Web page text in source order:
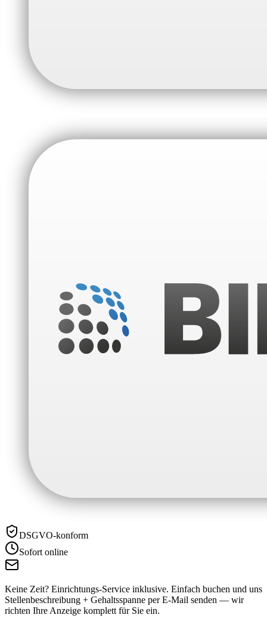
DSGVO-konform
Sofort online
Keine Zeit? Einrichtungs-Service inklusive. Einfach buchen und uns
Stellenbeschreibung + Gehaltsspanne per E-Mail senden — wir
richten Ihre Anzeige komplett für Sie ein.